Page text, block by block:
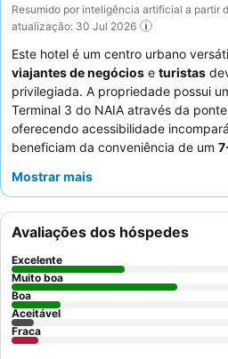
Resumido por inteligência artificial a partir
atualização: 30 Jul 2026
Este hotel é um centro urbano
viajantes de negócios e turistas
privilegiada. A propriedade possui
Terminal 3 do NAIA através da
oferecendo acessibilidade
beneficiam da conveniência de um
elogios pela sua prestatividade e
destaque. Para aqueles que
tranquila, recomenda-se solicitar um
jardim.
Mostrar mais
Avaliações dos hóspedes
Excelente
Muito boa
Boa
Aceitável
Fraca